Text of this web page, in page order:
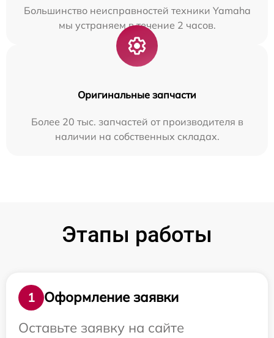
Большинство неисправностей техники Yamaha
мы устраняем в течение 2 часов.
Оригинальные запчасти
Более 20 тыс. запчастей от производителя в
наличии на собственных складах.
Этапы работы
1
Оформление заявки
Оставьте заявку на сайте